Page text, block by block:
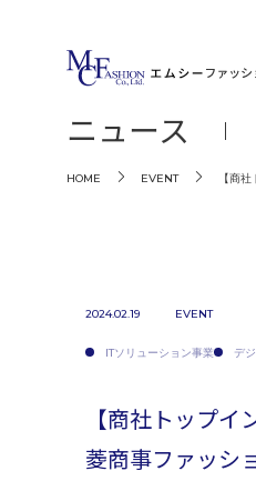
ニュース
HOME EVENT 【商
2024.02.19 EVENT
ITソリューション事業 デ
【商社トップ
菱商事ファッ